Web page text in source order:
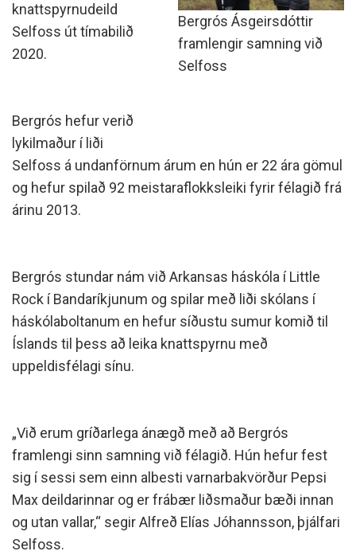
Bergrós Ásgeirsdóttir
framlengir samning við
Selfoss
knattspyrnudeild
Selfoss út tímabilið
2020.
Bergrós hefur verið
lykilmaður í liði
Selfoss á undanförnum árum en hún er 22 ára gömul
og hefur spilað 92 meistaraflokksleiki fyrir félagið frá
árinu 2013.
Bergrós stundar nám við Arkansas háskóla í Little
Rock í Bandaríkjunum og spilar með liði skólans í
háskólaboltanum en hefur síðustu sumur komið til
Íslands til þess að leika knattspyrnu með
uppeldisfélagi sínu.
„Við erum gríðarlega ánægð með að Bergrós
framlengi sinn samning við félagið. Hún hefur fest
sig í sessi sem einn albesti varnarbakvörður Pepsi
Max deildarinnar og er frábær liðsmaður bæði innan
og utan vallar,“ segir Alfreð Elías Jóhannsson, þjálfari
Selfoss.